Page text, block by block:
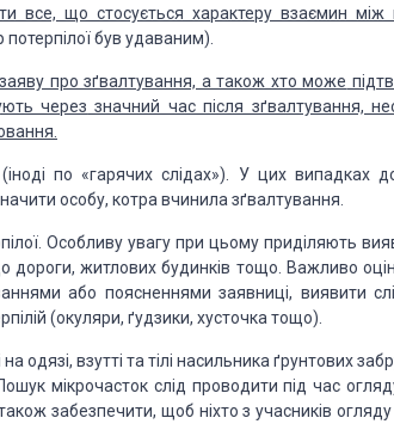
все, що стосується характеру взаємин між
був удаваним).
про зґвалтування, а також хто може
через значний час після зґвалтування,
по «гарячих слідах»). У цих випадках
особу, котра вчинила зґвалтування.
Особливу увагу при цьому приділяють
дороги, житлових будинків тощо.
Важливо
або поясненнями заявниці, виявити
(окуляри, ґудзики, хусточка тощо).
одязі, взутті та тілі насильника ґрунтових
мікрочасток слід проводити під час
також забезпечити, щоб ніхто з учасників огляду